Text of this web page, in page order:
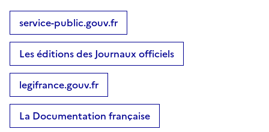
service-public.gouv.fr
Les éditions des Journaux officiels
legifrance.gouv.fr
La Documentation française